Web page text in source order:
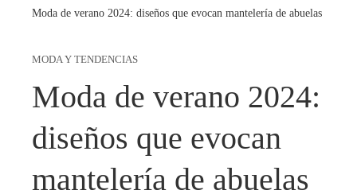
Moda de verano 2024: diseños que evocan mantelería de abuelas
MODA Y TENDENCIAS
Moda de verano 2024:
diseños que evocan
mantelería de abuelas